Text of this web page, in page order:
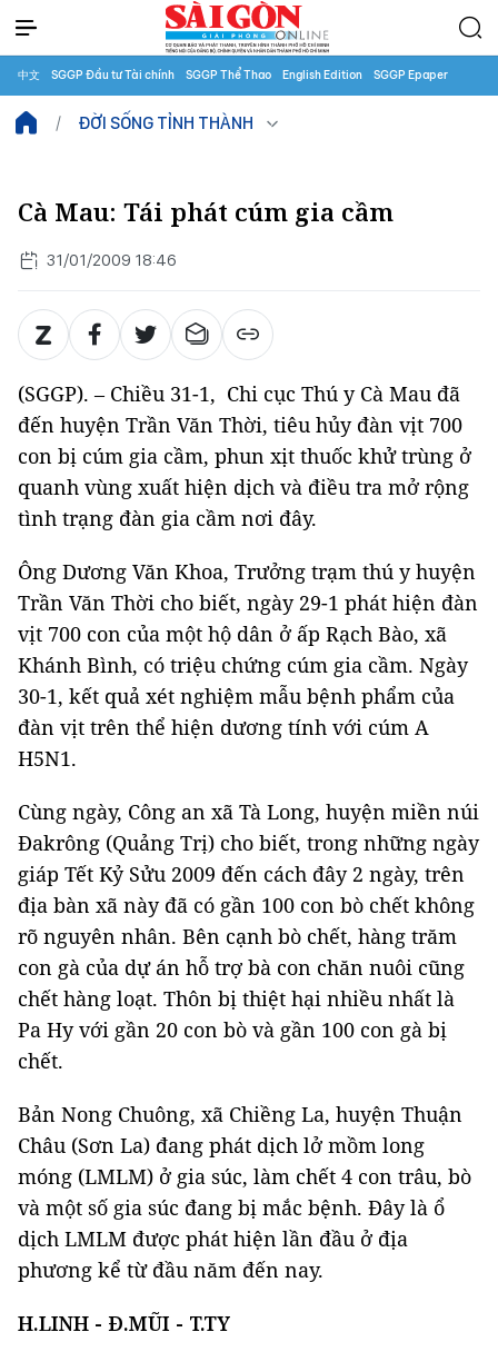
中文 SGGP Đầu tư Tài chính SGGP Thể Thao English Edition SGGP Epaper
ĐỜI SỐNG TỈNH THÀNH
Cà Mau: Tái phát cúm gia cầm
31/01/2009 18:46
(SGGP). – Chiều 31-1, Chi cục Thú y Cà Mau đã
đến huyện Trần Văn Thời, tiêu hủy đàn vịt 700
con bị cúm gia cầm, phun xịt thuốc khử trùng ở
quanh vùng xuất hiện dịch và điều tra mở rộng
tình trạng đàn gia cầm nơi đây.
Ông Dương Văn Khoa, Trưởng trạm thú y huyện
Trần Văn Thời cho biết, ngày 29-1 phát hiện đàn
vịt 700 con của một hộ dân ở ấp Rạch Bào, xã
Khánh Bình, có triệu chứng cúm gia cầm. Ngày
30-1, kết quả xét nghiệm mẫu bệnh phẩm của
đàn vịt trên thể hiện dương tính với cúm A
H5N1.
Cùng ngày, Công an xã Tà Long, huyện miền núi
Đakrông (Quảng Trị) cho biết, trong những ngày
giáp Tết Kỷ Sửu 2009 đến cách đây 2 ngày, trên
địa bàn xã này đã có gần 100 con bò chết không
rõ nguyên nhân. Bên cạnh bò chết, hàng trăm
con gà của dự án hỗ trợ bà con chăn nuôi cũng
chết hàng loạt. Thôn bị thiệt hại nhiều nhất là
Pa Hy với gần 20 con bò và gần 100 con gà bị
chết.
Bản Nong Chuông, xã Chiềng La, huyện Thuận
Châu (Sơn La) đang phát dịch lở mồm long
móng (LMLM) ở gia súc, làm chết 4 con trâu, bò
và một số gia súc đang bị mắc bệnh. Đây là ổ
dịch LMLM được phát hiện lần đầu ở địa
phương kể từ đầu năm đến nay.
H.LINH - Đ.MŨI - T.TY